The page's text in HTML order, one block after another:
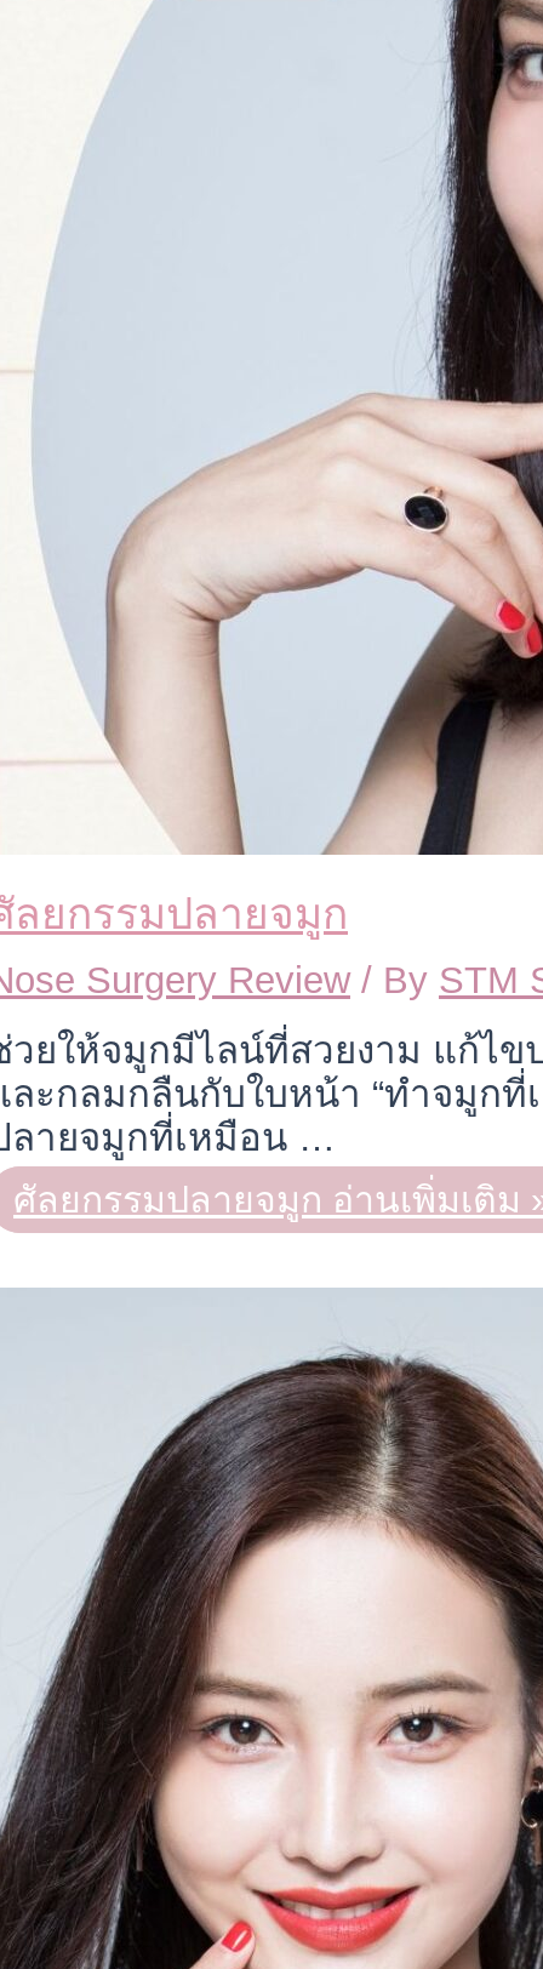
ลยกรรมปลายจมูก
Surgery Review/ By STM
วยให้จมูกมีไลน์ที่สวยงาม แก้ไ
ละกลมกลืนกับใบหน้า “ทำจมูกที่
ลายจมูกที่เหมือน …
ศัลยกรรมปลายจมูก อ่านเพิ่มเติม